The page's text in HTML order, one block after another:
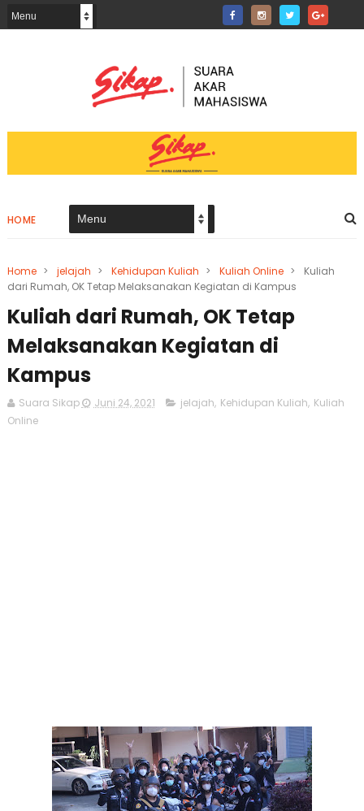
HOME
Home > jelajah > Kehidupan Kuliah > Kuliah Online >
Kuliah
dari Rumah, OK Tetap Melaksanakan Kegiatan di Kampus
Kuliah dari Rumah, OK Tetap
Melaksanakan Kegiatan di
Kampus
Suara Sikap Juni 24, 2021 jelajah, Kehidupan Kuliah, Kuliah
Online